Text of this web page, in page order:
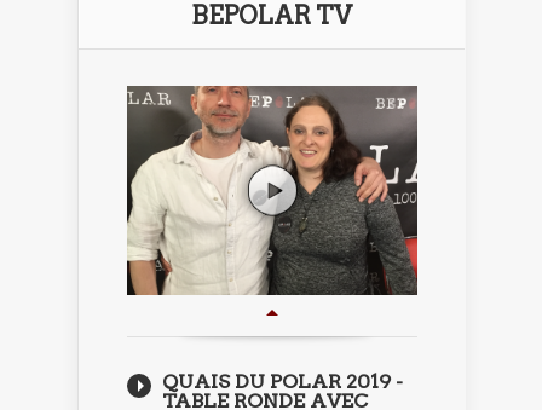
BEPOLAR TV
QUAIS DU POLAR 2019 -
TABLE RONDE AVEC